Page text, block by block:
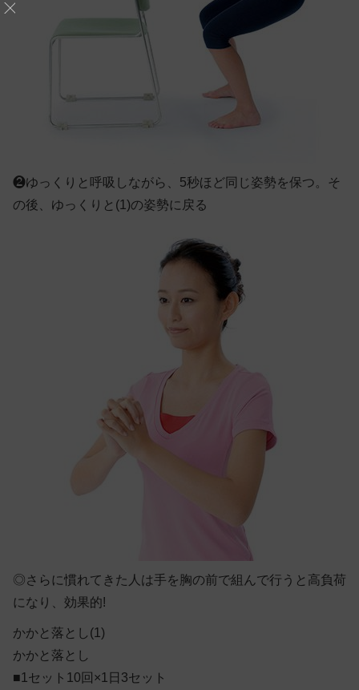
❷ゆっくりと呼吸しながら、5秒ほど同じ姿勢を保つ。そ
の後、ゆっくりと(1)の姿勢に戻る
◎さらに慣れてきた人は手を胸の前で組んで行うと高負荷
になり、効果的!
かかと落とし(1)
かかと落とし
■1セット10回×1日3セット